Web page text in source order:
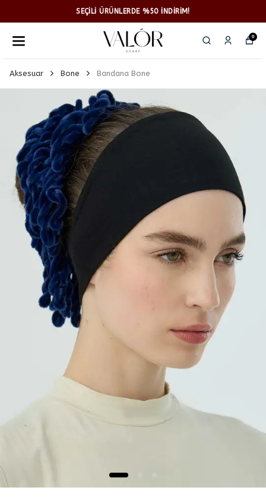
SEÇİLİ ÜRÜNLERDE %50 İNDİRİM!
0
Aksesuar Bone Bandana Bone